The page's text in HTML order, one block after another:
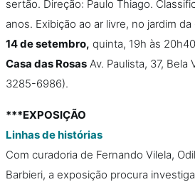
sertão. Direção: Paulo Thiago.
anos. Exibição ao ar livre, no jardim da
14 de setembro, quinta, 19h às
Casa das Rosas Av. Paulista, 37, Bela
3285-6986).
***EXPOSIÇÃO
Linhas de histórias
Com curadoria de Fernando Vilela,
Barbieri, a exposição procura